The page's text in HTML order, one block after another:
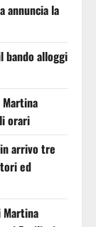
annuncia la
bando alloggi
orari
arrivo tre
ed